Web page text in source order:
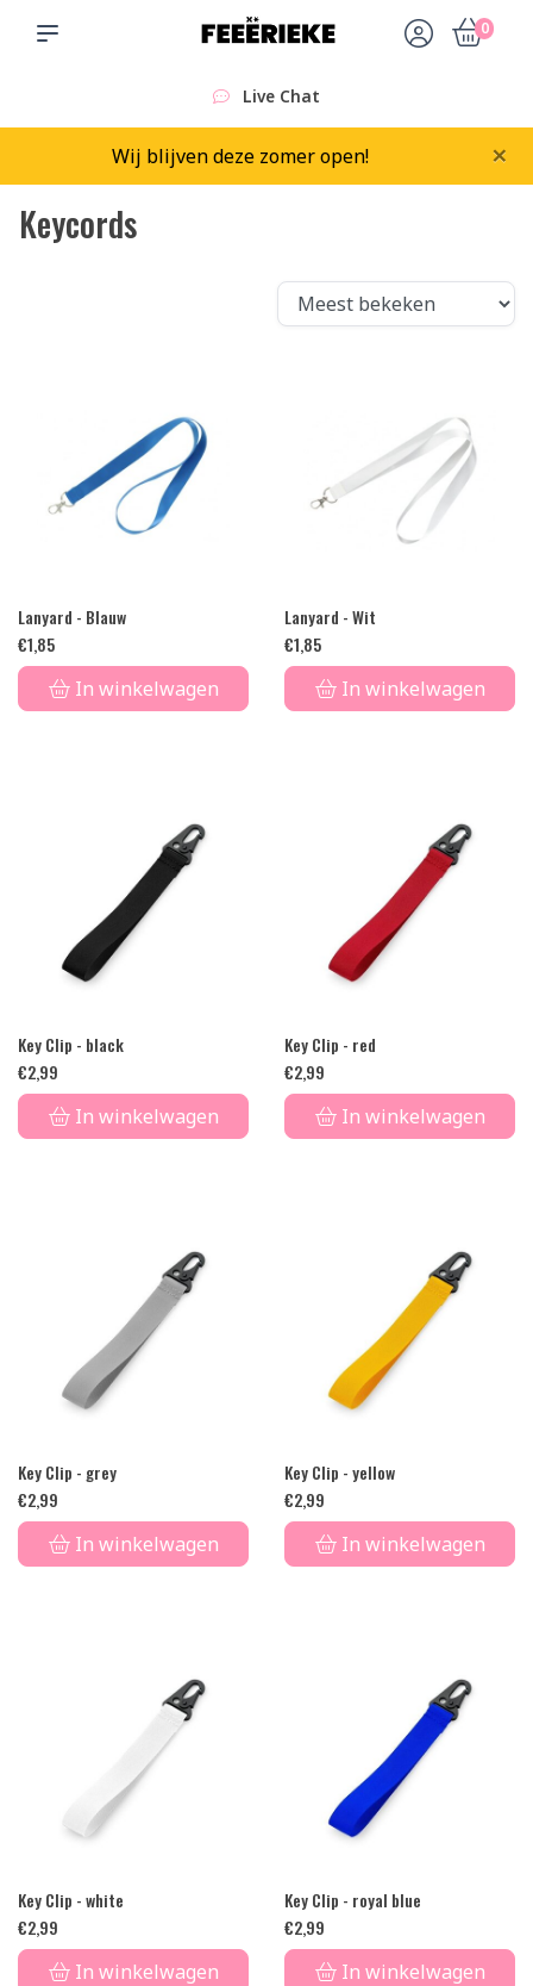
0
Live Chat
Wij blijven deze zomer open! ×
Keycords
Lanyard - Blauw
€1,85
In winkelwagen
Lanyard - Wit
€1,85
In winkelwagen
Key Clip - black
€2,99
In winkelwagen
Key Clip - red
€2,99
In winkelwagen
Key Clip - grey
€2,99
In winkelwagen
Key Clip - yellow
€2,99
In winkelwagen
Key Clip - white
€2,99
In winkelwagen
Key Clip - royal blue
€2,99
In winkelwagen